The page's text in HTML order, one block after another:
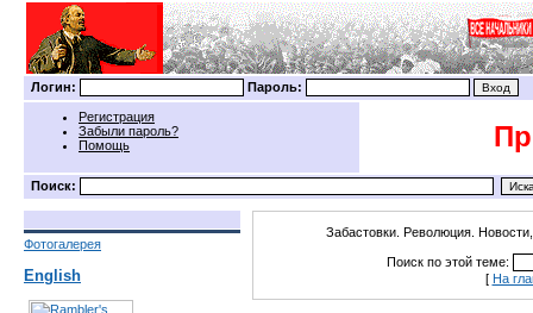
Логин: Пароль:
Регистрация
Забыли пароль?
Помощь
Поиск:
Фотогалерея
English
Забастовки. Революция.
Поиск по этой теме:
[ На